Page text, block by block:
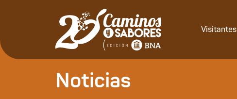
Visitantes
Noticias